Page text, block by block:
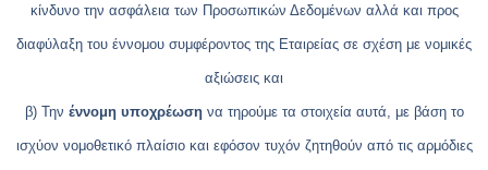
κίνδυνο την ασφάλεια των Προσωπικών Δεδομένων αλλά και προς
διαφύλαξη του έννομου συμφέροντος της Εταιρείας σε σχέση με νομικές
αξιώσεις και
β) Την έννομη υποχρέωσηνα τηρούμε τα στοιχεία αυτά, με βάση το
ισχύον νομοθετικό πλαίσιο και εφόσον τυχόν ζητηθούν από τις αρμόδιες